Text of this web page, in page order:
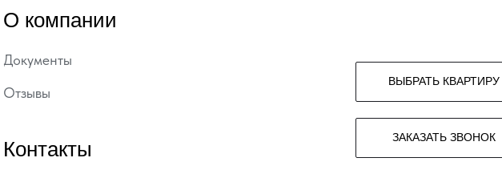
ВЫБРАТЬ КВАРТИРУ
ЗАКАЗАТЬ ЗВОНОК
Документы
Отзывы
О компании
Контакты